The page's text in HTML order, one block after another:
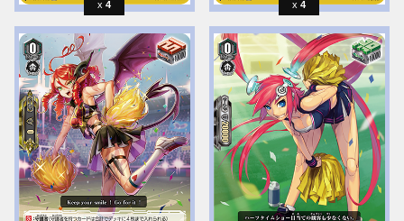
4 4